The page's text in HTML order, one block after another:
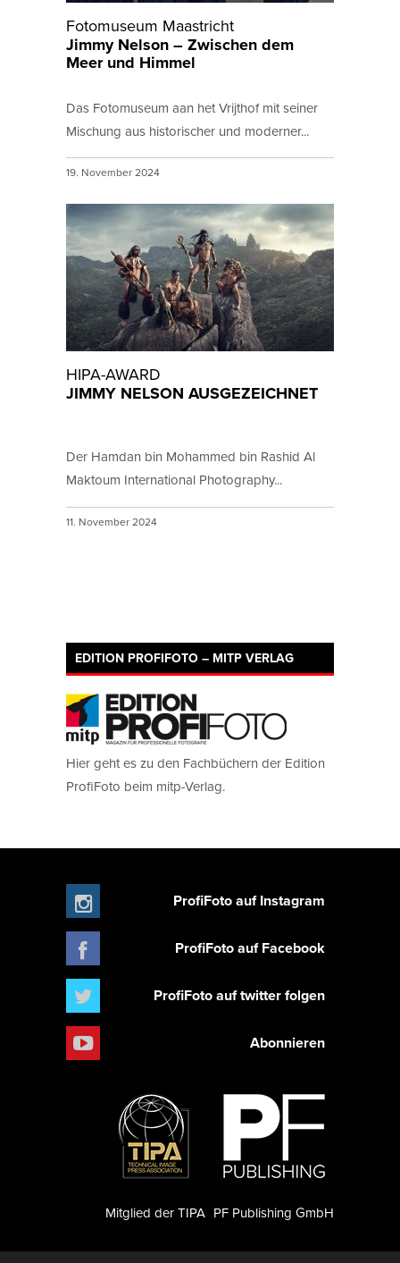
Fotomuseum Maastricht
Jimmy Nelson – Zwischen dem
Meer und Himmel
Das Fotomuseum aan het Vrijthof mit seiner
Mischung aus historischer und moderner...
19. November 2024
HIPA-AWARD
JIMMY NELSON AUSGEZEICHNET
Der Hamdan bin Mohammed bin Rashid Al
Maktoum International Photography...
11. November 2024
EDITION PROFIFOTO – MITP VERLAG
Hier geht es zu den Fachbüchern der Edition
ProfiFoto beim mitp-Verlag.
ProfiFoto auf Instagram
ProfiFoto auf Facebook
ProfiFoto auf twitter folgen
Abonnieren
PF Publishing GmbH
Mitglied der TIPA